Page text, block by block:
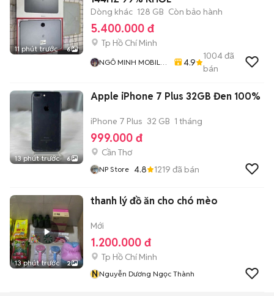
11 phút trước 6
Dòng khác 128 GB Còn bảo hành
5.400.000 đ
Tp Hồ Chí Minh
NGÔ MINH MOBILE
4.9
1004đã
bán
13 phút trước 6
Apple iPhone 7 Plus 32GB Đen 100%
iPhone 7 Plus 32 GB 1 tháng
999.000 đ
Cần Thơ
NP Store 4.8 1219 đã bán
13 phút trước 2
thanh lý đồ ăn cho chó mèo
Mới
1.200.000 đ
Tp Hồ Chí Minh
NNguyễn Dương Ngọc Thành